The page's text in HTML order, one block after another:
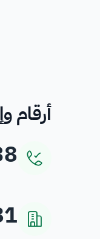
أرقام